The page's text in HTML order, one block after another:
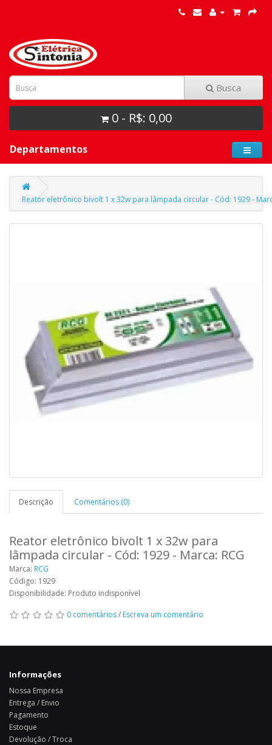
Busca
0 - R$: 0,00
Departamentos
Reator eletrônico bivolt 1 x 32w para lâmpada circular - Cód: 1929 -
Descrição Comentários (0)
Reator eletrônico bivolt 1 x 32w para
lâmpada circular - Cód: 1929 - Marca: RCG
Marca: RCG
Código: 1929
Disponibilidade: Produto indisponível
0 comentários/ Escreva um comentário
Informações
Nossa Empresa
Entrega / Envio
Pagamento
Estoque
Devolução / Troca